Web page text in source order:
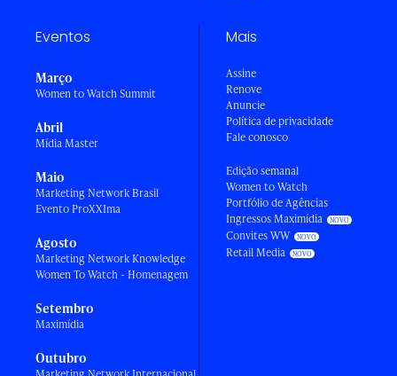
Eventos
Março
Women to Watch Summit
Abril
Mídia Master
Maio
Marketing Network Brasil
Evento ProXXIma
Agosto
Marketing Network Knowledge
Women To Watch - Homenagem
Setembro
Maximídia
Outubro
Mais
Assine
Renove
Anuncie
Política de privacidade
Fale conosco
Edição semanal
Women to Watch
Portfólio de Agências
Ingressos Maximídia
Convites WW
Retail Media